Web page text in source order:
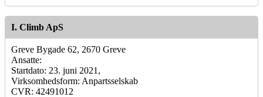
I. Climb ApS
Greve Bygade 62, 2670 Greve
Ansatte:
Startdato: 23. juni 2021,
Virksomhedsform: Anpartsselskab
CVR: 42491012